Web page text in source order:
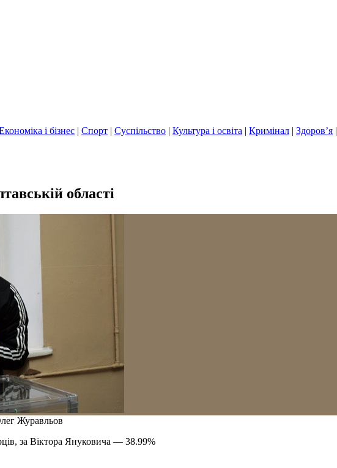
і бізнес | Спорт | Суспільство | Культура і освіта | Кримінал | Здоров’я
області
Журавльов
за Віктора Януковича — 38.99%